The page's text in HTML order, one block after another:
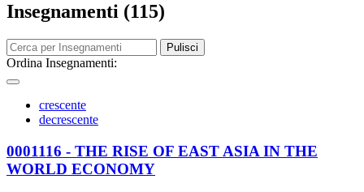
Insegnamenti (115)
Pulisci
Ordina Insegnamenti:
crescente
decrescente
0001116 - THE RISE OF EAST ASIA IN THE
WORLD ECONOMY